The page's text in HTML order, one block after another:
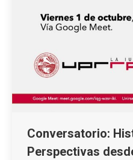
Conversatorio:
Perspectivas